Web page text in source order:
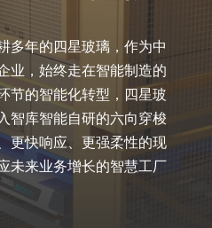
多年的四星玻璃，作为中
业，始终走在智能制造的
节的智能化转型，四星玻
智库智能自研的六向穿梭
更快响应、更强柔性的现
未来业务增长的智慧工厂